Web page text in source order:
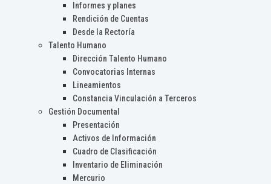
Informes y planes
Rendición de Cuentas
Desde la Rectoría
Talento Humano
Dirección Talento Humano
Convocatorias Internas
Lineamientos
Constancia Vinculación a Terceros
Gestión Documental
Presentación
Activos de Información
Cuadro de Clasificación
Inventario de Eliminación
Mercurio